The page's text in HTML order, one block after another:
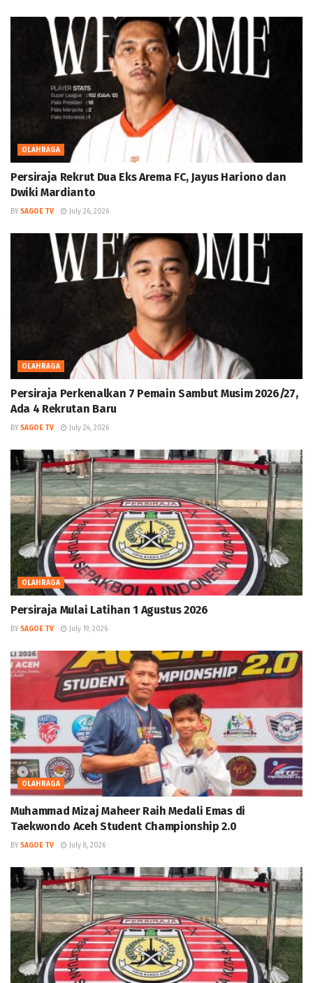
OLAHRAGA
Persiraja Rekrut Dua Eks Arema FC, Jayus Hariono dan
Dwiki Mardianto
BY SAGOE TV July 26, 2026
OLAHRAGA
Persiraja Perkenalkan 7 Pemain Sambut Musim 2026/27,
Ada 4 Rekrutan Baru
BY SAGOE TV July 24, 2026
OLAHRAGA
Persiraja Mulai Latihan 1 Agustus 2026
BY SAGOE TV July 19, 2026
OLAHRAGA
Muhammad Mizaj Maheer Raih Medali Emas di
Taekwondo Aceh Student Championship 2.0
BY SAGOE TV July 8, 2026